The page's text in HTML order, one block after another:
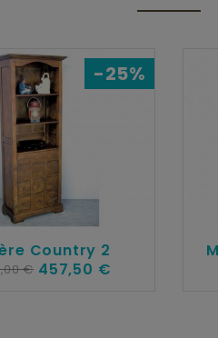
-25%
Country 2
€ 457,50 €